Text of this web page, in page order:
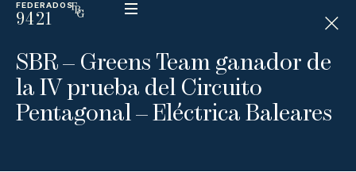
FEDERADOS
9421
ESP
N
D
I
C
A
P
SBR – Greens Team ganador de
la IV prueba del Circuito
Pentagonal – Eléctrica Baleares